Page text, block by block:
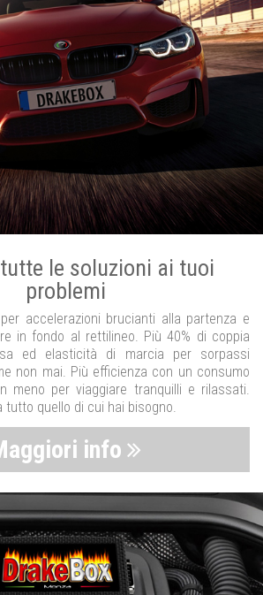
le soluzioni ai tuoi
problemi
accelerazioni brucianti alla partenza e
in fondo al rettilineo. Più 40% di coppia
ed elasticità di marcia per sorpassi
non mai. Più efficienza con un consumo
meno per viaggiare tranquilli e rilassati.
tutto quello di cui hai bisogno.
info